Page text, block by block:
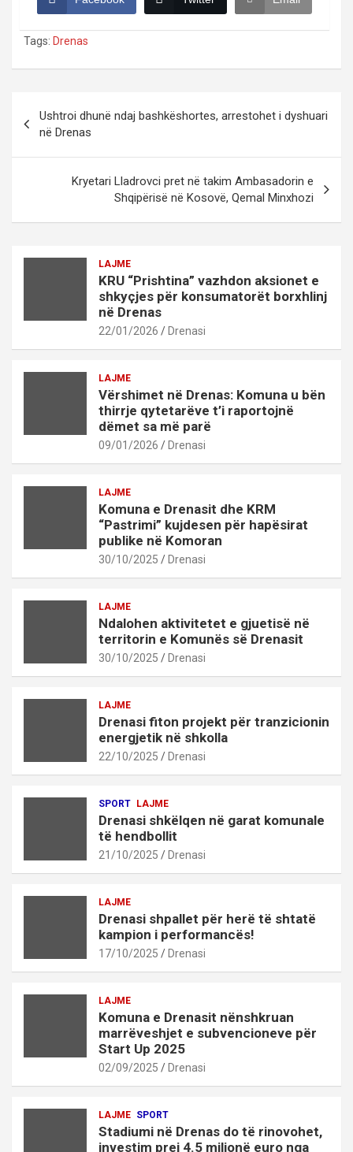
Tags: Drenas
navigation
Ushtroi dhunë ndaj bashkëshortes, arrestohet i dyshuari
në Drenas
Kryetari Lladrovci pret në takim Ambasadorin e
Shqipërisë në Kosovë, Qemal Minxhozi
LAJME
KRU “Prishtina” vazhdon aksionet e
shkyçjes për konsumatorët borxhlinj
në Drenas
22/01/2026 Drenasi
LAJME
Vërshimet në Drenas: Komuna u bën
thirrje qytetarëve t’i raportojnë
dëmet sa më parë
09/01/2026 Drenasi
LAJME
Komuna e Drenasit dhe KRM
“Pastrimi” kujdesen për hapësirat
publike në Komoran
30/10/2025 Drenasi
LAJME
Ndalohen aktivitetet e gjuetisë në
territorin e Komunës së Drenasit
30/10/2025 Drenasi
LAJME
Drenasi fiton projekt për tranzicionin
energjetik në shkolla
22/10/2025 Drenasi
SPORT LAJME
Drenasi shkëlqen në garat komunale
të hendbollit
21/10/2025 Drenasi
LAJME
Drenasi shpallet për herë të shtatë
kampion i performancës!
17/10/2025 Drenasi
LAJME
Komuna e Drenasit nënshkruan
marrëveshjet e subvencioneve për
Start Up 2025
02/09/2025 Drenasi
LAJME SPORT
Stadiumi në Drenas do të rinovohet,
investim prej 4.5 milionë euro nga